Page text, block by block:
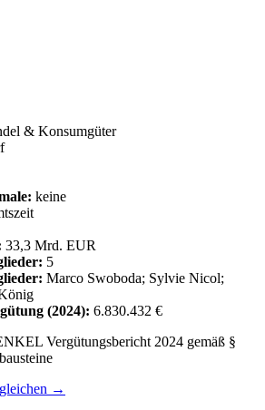
& Konsumgüter
keine
33,3 Mrd. EUR
5
Marco Swoboda; Sylvie Nicol;
(2024): 6.830.432 €
Vergütungsbericht 2024 gemäß §
→